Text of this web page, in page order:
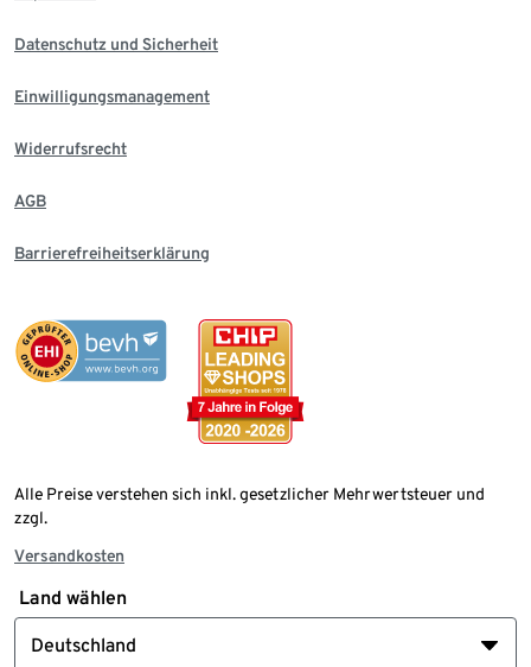
Datenschutz und Sicherheit
Einwilligungsmanagement
Widerrufsrecht
AGB
Barrierefreiheitserklärung
Alle Preise verstehen sich inkl. gesetzlicher Mehrwertsteuer und
zzgl.
Versandkosten
Land wählen
Deutschland